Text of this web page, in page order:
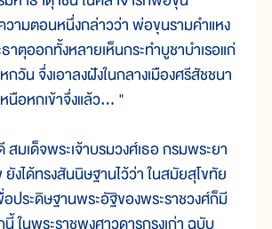
วามตอนหนึ่งกล่าวว่า พ่อขุนรามคำแหง
าตุออกทั้งหลายเห็นกระทำบูชาบำเรอแก่
วัน จึ่งเอาลงฝังในกลางเมืองศรีสัชชนา
นือหกเข้าจึ่งแล้ว... "
เด็จพระเจ้าบรมวงศ์เธอ กรมพระยา
งได้ทรงสันนิษฐานไว้ว่า ในสมัยสุโขทัย
อประดิษฐานพระอัฐิของพระราชวงศ์ก็มี